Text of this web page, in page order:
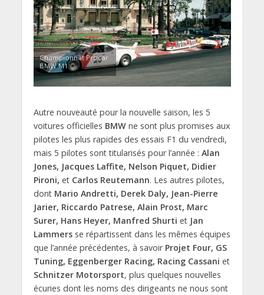
Championnat Procar
BMW M1
Autre nouveauté pour la nouvelle saison, les 5
voitures officielles BMWne sont plus promises aux
pilotes les plus rapides des essais F1 du vendredi,
mais 5 pilotes sont titularisés pour l’année : Alan
Jones, Jacques Laffite, Nelson Piquet, Didier
Pironi, et Carlos Reutemann. Les autres pilotes,
dont Mario Andretti, Derek Daly, Jean-Pierre
Jarier, Riccardo Patrese, Alain Prost, Marc
Surer, Hans Heyer, Manfred Shurti et Jan
Lammersse répartissent dans les mêmes équipes
que l’année précédentes, à savoir Projet Four, GS
Tuning, Eggenberger Racing, Racing Cassani et
Schnitzer Motorsport, plus quelques nouvelles
écuries dont les noms des dirigeants ne nous sont